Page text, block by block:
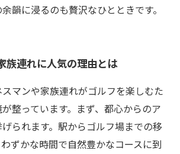
韻に浸るのも贅沢なひとときです。
族連れに人気の理由とは
マンや家族連れがゴルフを楽しむた
整っています。まず、都心からのア
られます。駅からゴルフ場までの移
ずかな時間で自然豊かなコースに到